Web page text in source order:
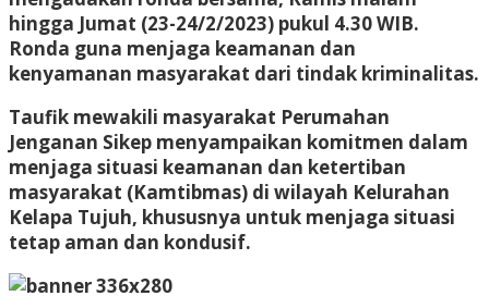
hingga Jumat (23-24/2/2023) pukul 4.30 WIB.
Ronda guna menjaga keamanan dan
kenyamanan masyarakat dari tindak kriminalitas.
Taufik mewakili masyarakat Perumahan
Jenganan Sikep menyampaikan komitmen dalam
menjaga situasi keamanan dan ketertiban
masyarakat (Kamtibmas) di wilayah Kelurahan
Kelapa Tujuh, khususnya untuk menjaga situasi
tetap aman dan kondusif.